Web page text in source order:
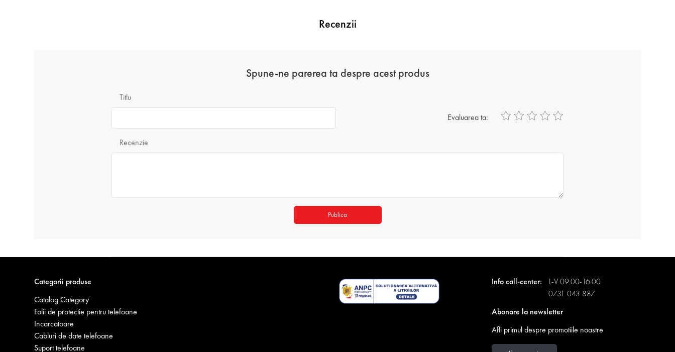
Recenzii
Spune-ne parerea ta despre acest produs
Titlu
Evaluarea ta:
Recenzie
Publica
Categorii produse
Catalog Category
Folii de protectie pentru telefoane
Incarcatoare
Cabluri de date telefoane
Suport telefoane
Info call-center:
L-V 09:00-16:00
0731 043 887
Abonare la newsletter
Afli primul despre promotiile noastre